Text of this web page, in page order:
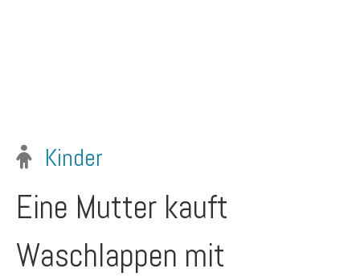
Kinder
Eine Mutter kauft
Waschlappen mit